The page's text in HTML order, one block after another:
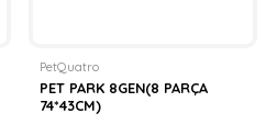
PetQuatro
PET PARK 8GEN(8 PARÇA
74*43CM)